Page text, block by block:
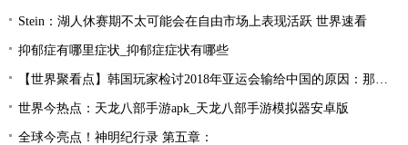
Stein：湖人休赛期不太可能会在自由市场上表现活跃 世界速看
抑郁症有哪里症状_抑郁症症状有哪些
【世界聚看点】韩国玩家检讨2018年亚运会输给中国的原因：那一年是Uzi的时代！
世界今热点：天龙八部手游apk_天龙八部手游模拟器安卓版
全球今亮点！神明纪行录 第五章：